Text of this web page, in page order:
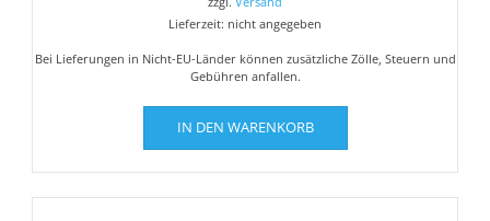
Lieferzeit: nicht angegeben
Bei Lieferungen in Nicht-EU-Länder können zusätzliche Zölle, Steuern und
Gebühren anfallen.
IN DEN WARENKORB